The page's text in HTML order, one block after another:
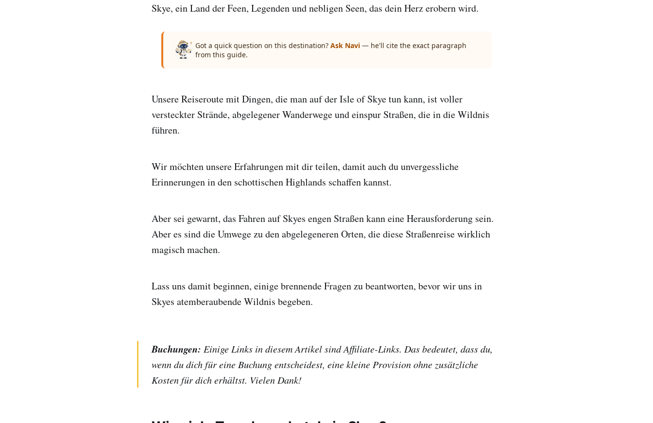
Skye, ein Land der Feen, Legenden und nebligen Seen, das dein Herz erobern wird.
Got a quick question on this destination? Ask Navi — he'll cite the exact paragraph
from this guide.
Unsere Reiseroute mit Dingen, die man auf der Isle of Skye tun kann, ist voller
versteckter Strände, abgelegener Wanderwege und einspur Straßen, die in die Wildnis
führen.
Wir möchten unsere Erfahrungen mit dir teilen, damit auch du unvergessliche
Erinnerungen in den schottischen Highlands schaffen kannst.
Aber sei gewarnt, das Fahren auf Skyes engen Straßen kann eine Herausforderung sein.
Aber es sind die Umwege zu den abgelegeneren Orten, die diese Straßenreise wirklich
magisch machen.
Lass uns damit beginnen, einige brennende Fragen zu beantworten, bevor wir uns in
Skyes atemberaubende Wildnis begeben.
Buchungen: Einige Links in diesem Artikel sind Affiliate-Links. Das bedeutet, dass du,
wenn du dich für eine Buchung entscheidest, eine kleine Provision ohne zusätzliche
Kosten für dich erhältst. Vielen Dank!